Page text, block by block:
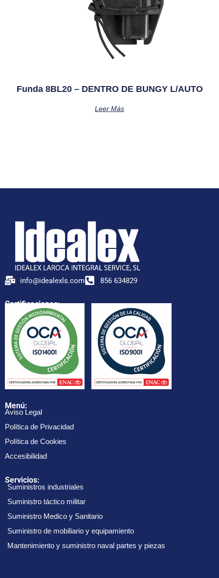
Funda 8BL20 – DENTRO DE BUNGY L/AUTO
Leer Más
info@idealexls.com 856 634829
Certificaciones:
Menú:
Aviso Legal
Política de Privacidad
Política de Cookies
Accesibilidad
Servicios:
Suministros industriales
Suministro táctico militar
Suministro Medico y Sanitario
Suministro de mobiliario y equipamiento
Mantenimiento y suministro naval partes y piezas